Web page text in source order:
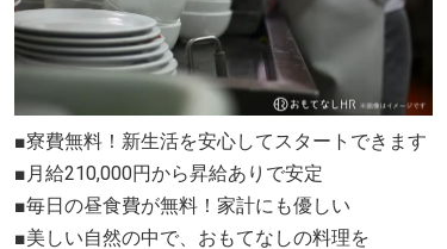
■寮費無料！新生活を安心してスタートできます
■月給210,000円から昇給ありで安定
■毎日の昼食費が無料！家計にも優しい
■美しい自然の中で、おもてなしの料理を